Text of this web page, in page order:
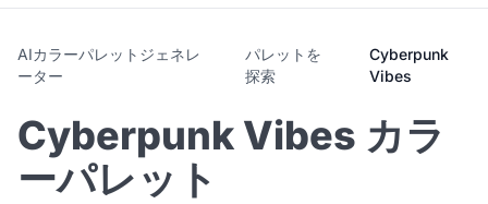
AIカラーパレットジェネレ
ーター
パレットを
探索
Cyberpunk
Vibes
Cyberpunk Vibes カラ
ーパレット